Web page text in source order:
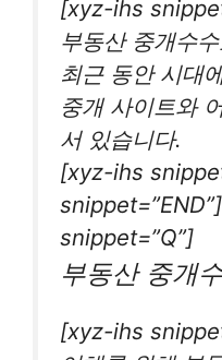
[xyz-ihs
부동산 중개수
최근 동안 시대
중개 사이트와
서 있습니다.
[xyz-ihs
snippet=”Q”]
부동산 중개
[xyz-ihs